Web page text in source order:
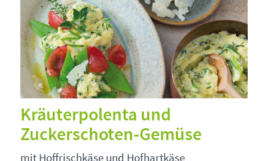
Kräuterpolenta und
Zuckerschoten-Gemüse
mit Hoffrischkäse und Hofhartkäse